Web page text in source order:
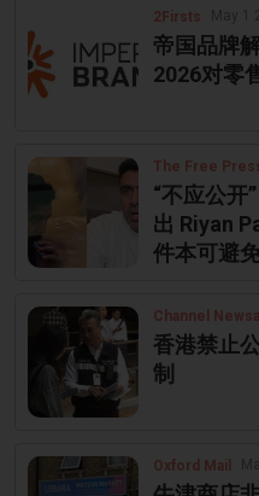
2Firsts
帝国品牌
2026对零
“不应公开
出 Riyan
件本可避
Channel
香港禁止
制
Oxford Mail